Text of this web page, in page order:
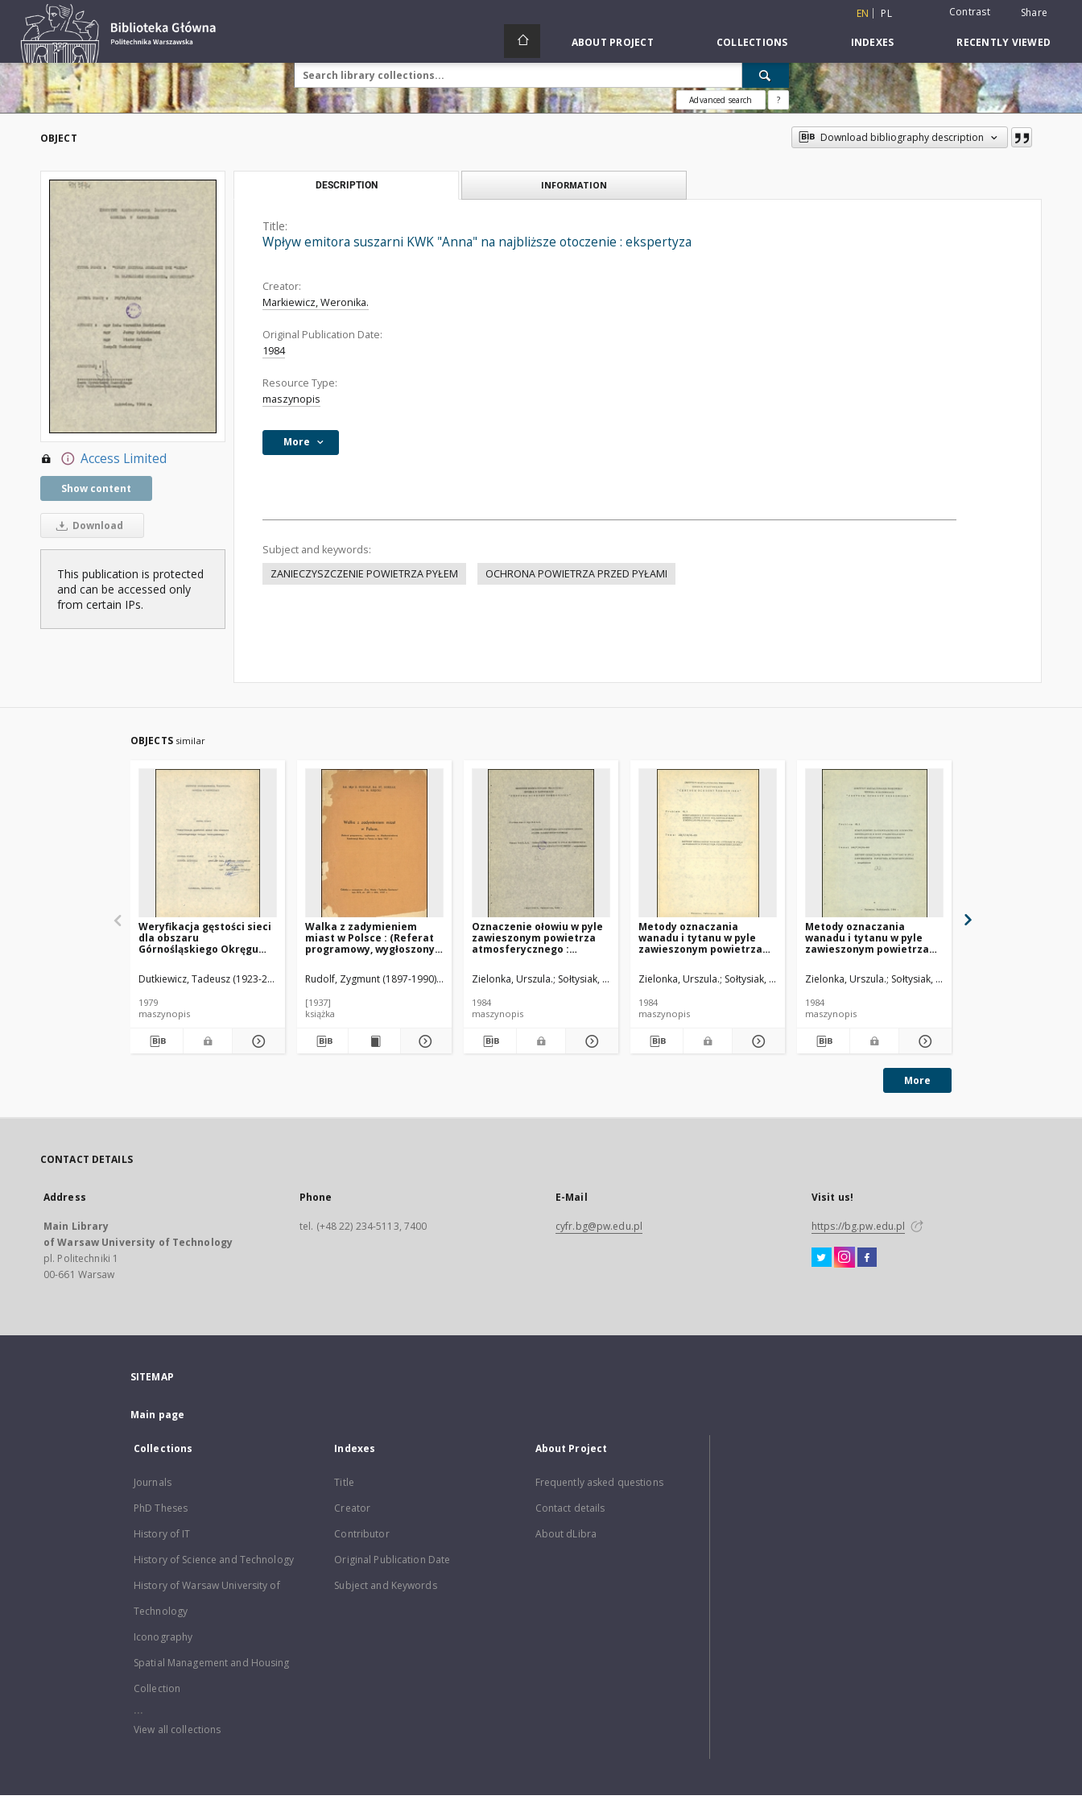
EN PL Contrast Share
ABOUT PROJECT COLLECTIONS INDEXES RECENTLY VIEWED
Advanced search ?
OBJECT Download bibliography description
Access Limited
Show content
Download
This publication is protected
and can be accessed only
from certain IPs.
DESCRIPTION INFORMATION
Title:
Wpływ emitora suszarni KWK "Anna" na najbliższe otoczenie : ekspertyza
Creator:
Markiewicz, Weronika.
Original Publication Date:
1984
Resource Type:
maszynopis
More
Subject and keywords:
ZANIECZYSZCZENIE POWIETRZA PYŁEM
OCHRONA POWIETRZA PRZED PYŁAMI
OBJECTS similar
Weryfikacja gęstości sieci
dla obszaru
Górnośląskiego Okręgu
Dutkiewicz, Piotr Hallala,
Apoloniusz Sztyler ;
Środowiska, Oddział w
Katowicach.
Dutkiewicz, Tadeusz (1923-2015). Hallala, Piotr. Sztyler, Apoloniusz.
1979
maszynopis
Walka z zadymieniem
miast w Polsce : (Referat
programowy, wygłoszony
Konferencji Miast w
Paryżu w lipcu 1937 r.)
Rudolf, Zygmunt (1897-1990). Autor Rzęcki, Mieczysław (1899-1964). Autor Korsak, Stanislav Petrovič. Autor
[1937]
książka
Oznaczenie ołowiu w pyle
zawieszonym powietrza
atmosferycznego :
Zielonka, Urszula. Sołtysiak, Grażyna.
1984
maszynopis
Metody oznaczania
wanadu i tytanu w pyle
zawieszonym powietrza
uzupełnienie
Zielonka, Urszula. Sołtysiak, Grażyna.
1984
maszynopis
Metody oznaczania
wanadu i tytanu w pyle
zawieszonym powietrza
Zielonka, Urszula. Sołtysiak, Grażyna.
1984
maszynopis
More
CONTACT DETAILS
Address
Main Library
of Warsaw University of Technology
pl. Politechniki 1
00-661 Warsaw
Phone
tel. (+48 22) 234-5113, 7400
E-Mail
cyfr.bg@pw.edu.pl
Visit us!
https://bg.pw.edu.pl
SITEMAP
Main page
Collections
Journals
PhD Theses
History of IT
History of Science and Technology
History of Warsaw University of
Technology
Iconography
Spatial Management and Housing
Collection
...
View all collections
Indexes
Title
Creator
Contributor
Original Publication Date
Subject and Keywords
About Project
Frequently asked questions
Contact details
About dLibra